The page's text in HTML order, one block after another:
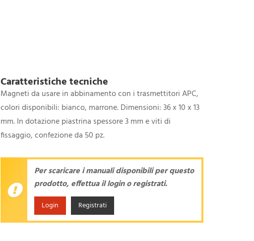
Caratteristiche tecniche
Magneti da usare in abbinamento con i trasmettitori APC,
colori disponibili: bianco, marrone. Dimensioni: 36 x 10 x 13
mm. In dotazione piastrina spessore 3 mm e viti di
fissaggio, confezione da 50 pz.
Per scaricare i manuali disponibili per questo
prodotto, effettua il login o registrati.
Login Registrati